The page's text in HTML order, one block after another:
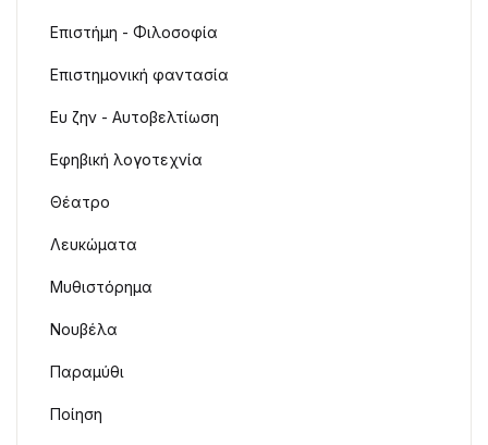
Επιστήμη - Φιλοσοφία
Επιστημονική φαντασία
Ευ ζην - Αυτοβελτίωση
Εφηβική λογοτεχνία
Θέατρο
Λευκώματα
Μυθιστόρημα
Νουβέλα
Παραμύθι
Ποίηση